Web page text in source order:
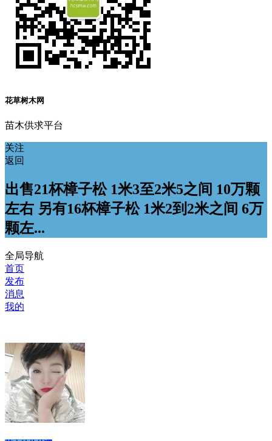
花草树木网
苗木供求平台
关注
返回
出售21杯樟子松 1米3至2米5之间 10万颗
左右 另有16杯樟子松 1米2到2米之间 6万
颗左...
全局导航
首页
发布
消息
我的